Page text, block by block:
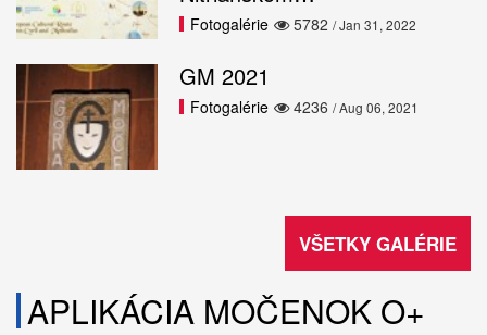
5782
Fotogalérie / Jan 31, 2022
GM 2021
4236
Fotogalérie / Aug 06, 2021
VŠETKY GALÉRIE
APLIKÁCIA MOČENOK O+